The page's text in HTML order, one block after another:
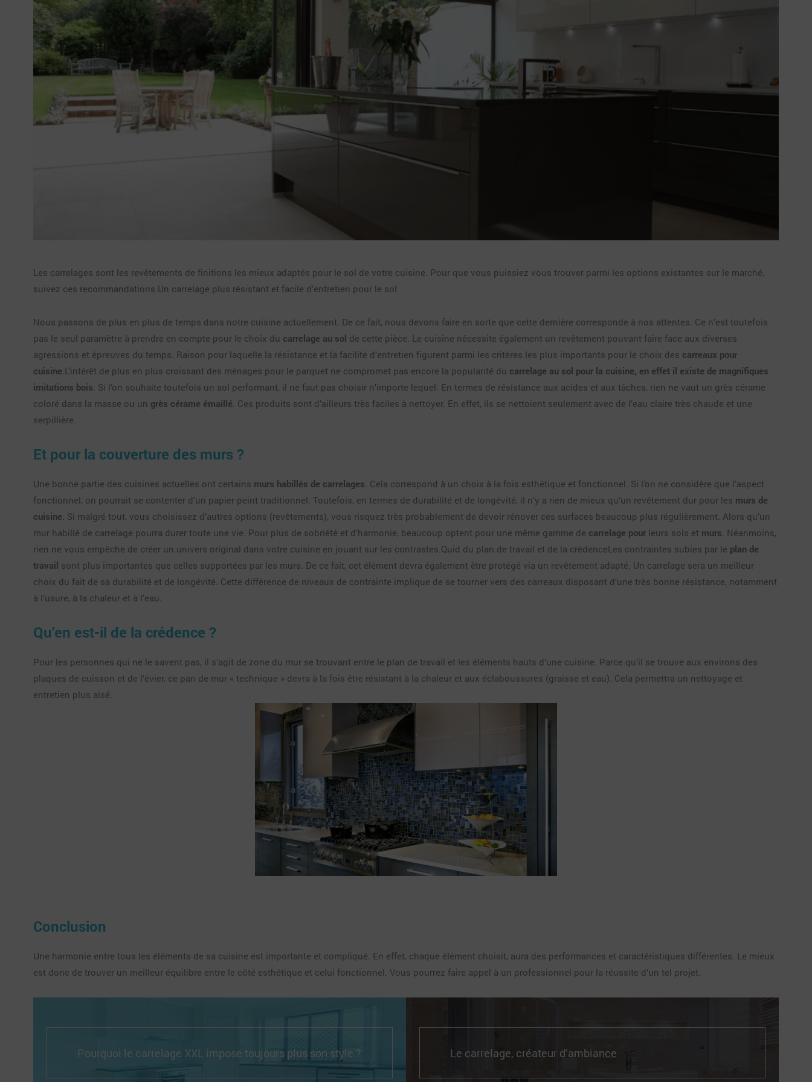
Les carrelages sont les revêtements de finitions les mieux adaptés pour le sol de votre cuisine. Pour que vous puissiez vous trouver parmi les options existantes sur le marché,
suivez ces recommandations.Un carrelage plus résistant et facile d’entretien pour le sol
Nous passons de plus en plus de temps dans notre cuisine actuellement. De ce fait, nous devons faire en sorte que cette dernière corresponde à nos attentes. Ce n’est toutefois
pas le seul paramètre à prendre en compte pour le choix du carrelage au sol de cette pièce. Le cuisine nécessite également un revêtement pouvant faire face aux diverses
agressions et épreuves du temps. Raison pour laquelle la résistance et la facilité d’entretien figurent parmi les critères les plus importants pour le choix des carreaux pour
cuisine.L’intérêt de plus en plus croissant des ménages pour le parquet ne compromet pas encore la popularité du carrelage au sol pour la cuisine, en effet il existe de magnifiques
imitations bois. Si l’on souhaite toutefois un sol performant, il ne faut pas choisir n’importe lequel. En termes de résistance aux acides et aux tâches, rien ne vaut un grès cérame
coloré dans la masse ou un grès cérame émaillé. Ces produits sont d’ailleurs très faciles à nettoyer. En effet, ils se nettoient seulement avec de l’eau claire très chaude et une
serpillière.
Et pour la couverture des murs ?
Une bonne partie des cuisines actuelles ont certains murs habillés de carrelages. Cela correspond à un choix à la fois esthétique et fonctionnel. Si l’on ne considère que l’aspect
fonctionnel, on pourrait se contenter d’un papier peint traditionnel. Toutefois, en termes de durabilité et de longévité, il n’y a rien de mieux qu’un revêtement dur pour les murs de
cuisine. Si malgré tout, vous choisissez d’autres options (revêtements), vous risquez très probablement de devoir rénover ces surfaces beaucoup plus régulièrement. Alors qu’un
mur habillé de carrelage pourra durer toute une vie. Pour plus de sobriété et d’harmonie, beaucoup optent pour une même gamme de carrelage pour leurs sols et murs. Néanmoins,
rien ne vous empêche de créer un univers original dans votre cuisine en jouant sur les contrastes.Quid du plan de travail et de la crédenceLes contraintes subies par le plan de
travail sont plus importantes que celles supportées par les murs. De ce fait, cet élément devra également être protégé via un revêtement adapté. Un carrelage sera un meilleur
choix du fait de sa durabilité et de longévité. Cette différence de niveaux de contrainte implique de se tourner vers des carreaux disposant d’une très bonne résistance, notamment
à l’usure, à la chaleur et à l’eau.
Qu’en est-il de la crédence ?
Pour les personnes qui ne le savent pas, il s’agit de zone du mur se trouvant entre le plan de travail et les éléments hauts d’une cuisine. Parce qu’il se trouve aux environs des
plaques de cuisson et de l’évier, ce pan de mur « technique » devra à la fois être résistant à la chaleur et aux éclaboussures (graisse et eau). Cela permettra un nettoyage et
entretien plus aisé.
Conclusion
Une harmonie entre tous les éléments de sa cuisine est importante et compliqué. En effet, chaque élément choisit, aura des performances et caractéristiques différentes. Le mieux
est donc de trouver un meilleur équilibre entre le côté esthétique et celui fonctionnel. Vous pourrez faire appel à un professionnel pour la réussite d’un tel projet.
Pourquoi le carrelage XXL impose toujours plus son style ? Le carrelage, créateur d’ambiance